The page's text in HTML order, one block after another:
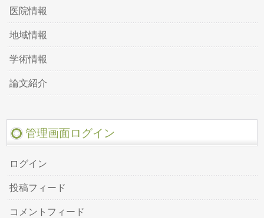
医院情報
地域情報
学術情報
論文紹介
管理画面ログイン
ログイン
投稿フィード
コメントフィード